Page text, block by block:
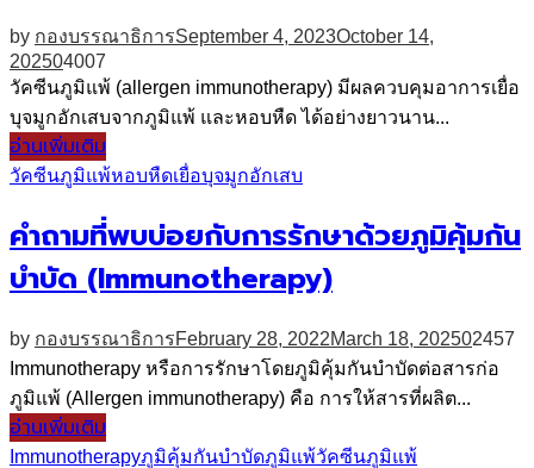
by กองบรรณาธิการSeptember 4, 2023October 14,
202504007
วัคซีนภูมิแพ้ (allergen immunotherapy) มีผลควบคุมอาการเยื่อ
บุจมูกอักเสบจากภูมิแพ้ และหอบหืด ได้อย่างยาวนาน...
อ่านเพิ่มเติม
วัคซีนภูมิแพ้หอบหืดเยื่อบุจมูกอักเสบ
คำถามที่พบบ่อยกับการรักษาด้วยภูมิคุ้มกัน
บำบัด (Immunotherapy)
by กองบรรณาธิการFebruary 28, 2022March 18, 202502457
Immunotherapy หรือการรักษาโดยภูมิคุ้มกันบำบัดต่อสารก่อ
ภูมิแพ้ (Allergen immunotherapy) คือ การให้สารที่ผลิต...
อ่านเพิ่มเติม
Immunotherapyภูมิคุ้มกันบำบัดภูมิแพ้วัคซีนภูมิแพ้